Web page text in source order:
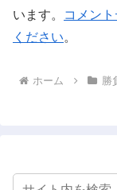
います。
コメン
ください。
ホーム 勝